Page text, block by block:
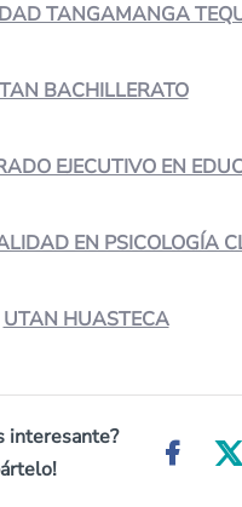
TANGAMANGA
BACHILLERATO
EJECUTIVO EN
EN PSICOLOGÍA
UTAN HUASTECA
interesante?